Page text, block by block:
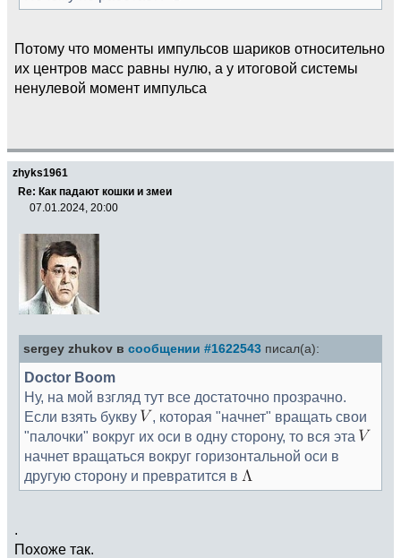
Потому что моменты импульсов шариков относительно
их центров масс равны нулю, а у итоговой системы
ненулевой момент импульса
zhyks1961
Re: Как падают кошки и змеи
07.01.2024, 20:00
sergey zhukov в сообщении #1622543 писал(а):
Doctor Boom
Ну, на мой взгляд тут все достаточно прозрачно.
Если взять букву
, которая "начнет" вращать свои
"палочки" вокруг их оси в одну сторону, то вся эта
начнет вращаться вокруг горизонтальной оси в
другую сторону и превратится в
.
Похоже так.